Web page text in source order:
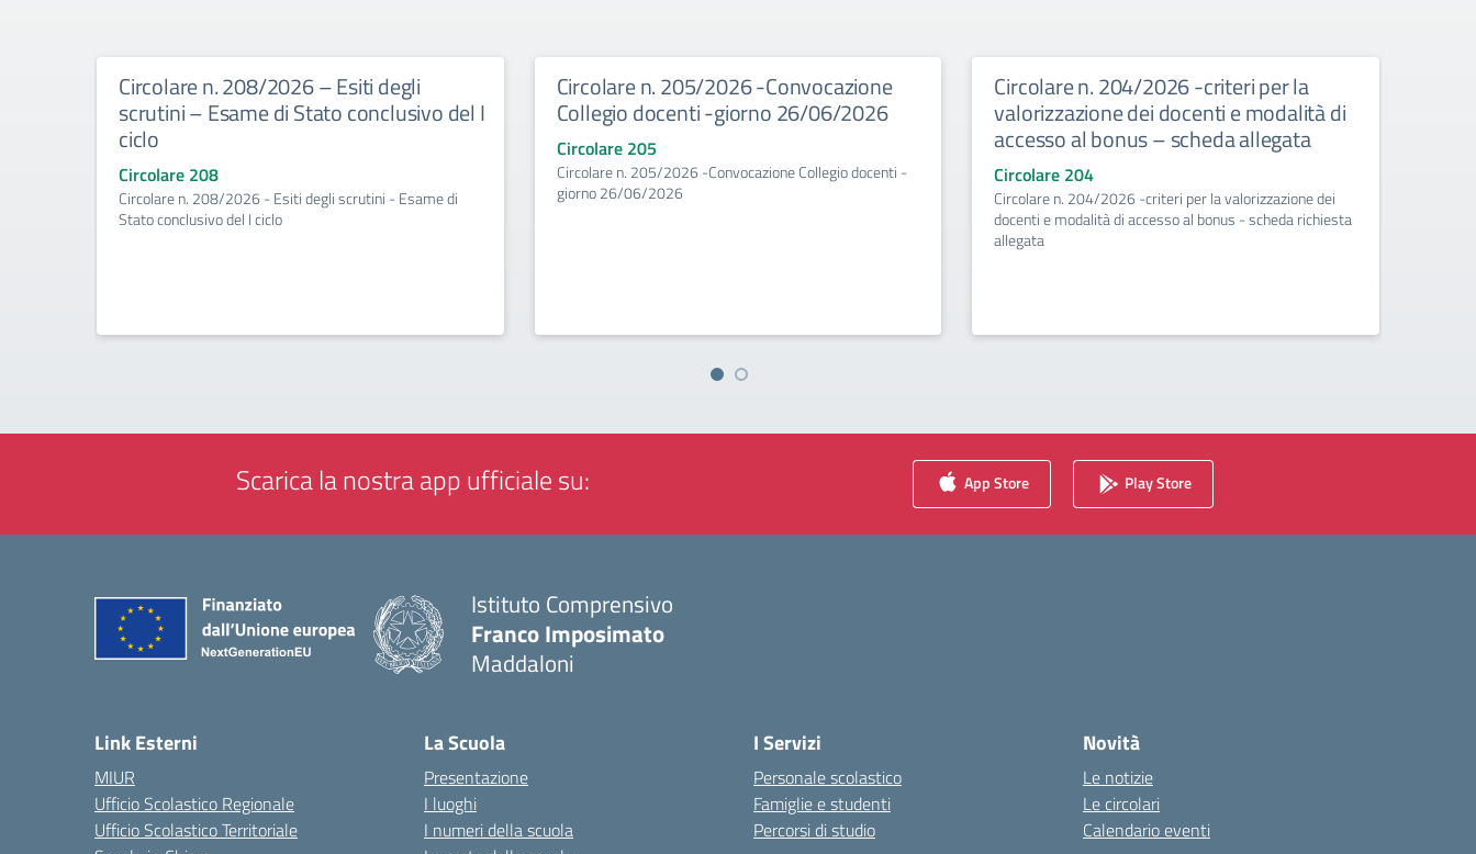
Circolare n. 208/2026 – Esiti degli
scrutini – Esame di Stato conclusivo del I
ciclo
Circolare 208
Circolare n. 208/2026 - Esiti degli scrutini - Esame di
Stato conclusivo del I ciclo
Circolare n. 205/2026 -Convocazione
Collegio docenti -giorno 26/06/2026
Circolare 205
Circolare n. 205/2026 -Convocazione Collegio docenti -
giorno 26/06/2026
Circolare n. 204/2026 -criteri per la
valorizzazione dei docenti e modalità di
accesso al bonus – scheda allegata
Circolare 204
Circolare n. 204/2026 -criteri per la valorizzazione dei
docenti e modalità di accesso al bonus - scheda richiesta
allegata
Scarica la nostra app ufficiale su: App Store Play Store
Istituto Comprensivo
Franco Imposimato
Maddaloni
Link Esterni
MIUR
Ufficio Scolastico Regionale
Ufficio Scolastico Territoriale
La Scuola
Presentazione
I luoghi
I numeri della scuola
I Servizi
Personale scolastico
Famiglie e studenti
Percorsi di studio
Novità
Le notizie
Le circolari
Calendario eventi